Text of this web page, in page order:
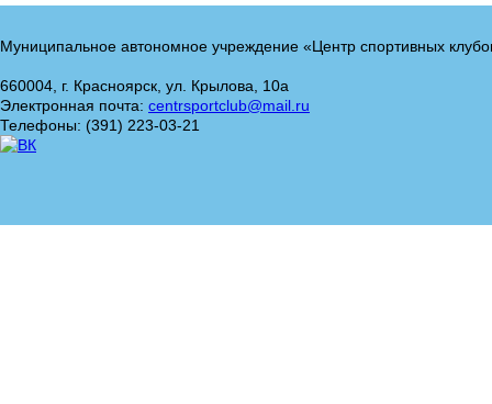
Муниципальное автономное учреждение «Центр спортивных
660004, г. Красноярск, ул. Крылова, 10а
Электронная почта: centrsportclub@mail.ru
Телефоны: (391) 223-03-21